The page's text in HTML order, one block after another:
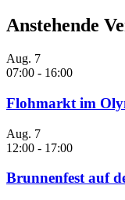
Anstehende
Aug. 7
07:00 - 16:00
Flohmarkt im
Aug. 7
12:00 - 17:00
Brunnenfest auf